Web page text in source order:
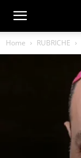
Home RUBRICHE